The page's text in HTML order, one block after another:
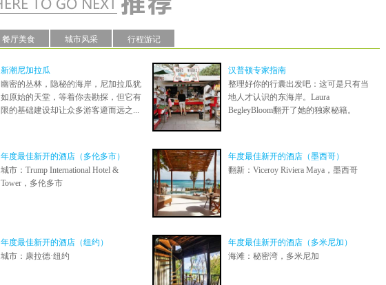
餐厅美食 城市风采 行程游记
新潮尼加拉瓜
幽密的丛林，隐秘的海岸，尼加拉瓜犹
如原始的天堂，等着你去勘探，但它有
限的基础建设却让众多游客避而远之...
汉普顿专家指南
整理好你的行囊出发吧：这可是只有当
地人才认识的东海岸。Laura
BegleyBloom翻开了她的独家秘籍。
年度最佳新开的酒店（多伦多市）
城市：Trump International Hotel &
Tower，多伦多市
年度最佳新开的酒店（墨西哥）
翻新：Viceroy Riviera Maya，墨西哥
年度最佳新开的酒店（纽约）
城市：康拉德·纽约
年度最佳新开的酒店（多米尼加）
海滩：秘密湾，多米尼加